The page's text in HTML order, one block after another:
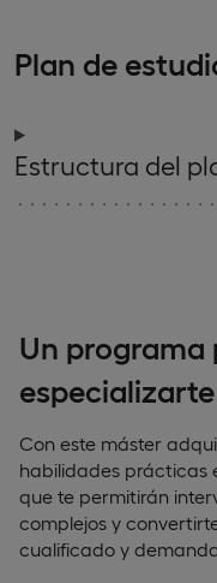
Plan de
Estructura del
Un programa
Con este máster
habilidades prácticas
que te permitirán
complejos y
cualificado y